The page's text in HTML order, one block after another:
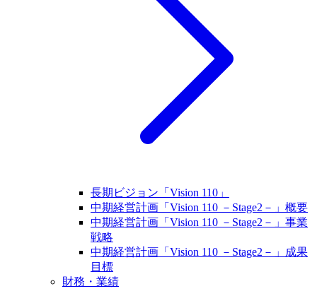
長期ビジョン「Vision 110」
中期経営計画「Vision 110 －Stage2－」概要
中期経営計画「Vision 110 －Stage2－」事業
戦略
中期経営計画「Vision 110 －Stage2－」成果
目標
財務・業績